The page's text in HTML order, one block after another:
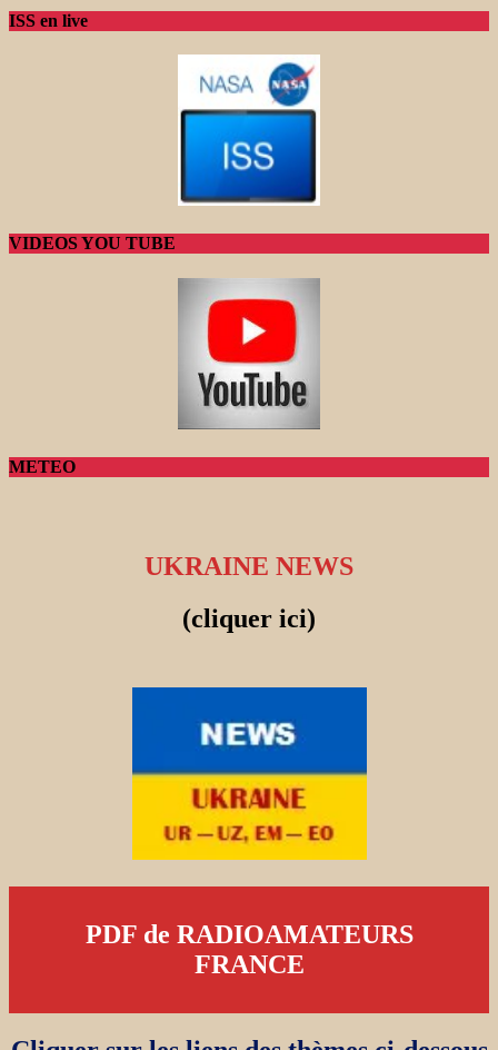
ISS en live
VIDEOS YOU TUBE
METEO
UKRAINE NEWS
(cliquer ici)
PDF de RADIOAMATEURS
FRANCE